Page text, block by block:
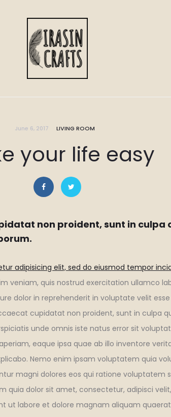
June 6, 2017 LIVING ROOM
your life easy
non proident, sunt in culpa
adipisicing elit, sed do eiusmod tempor
veniam, quis nostrud exercitation ullamco
dolor in reprehenderit in voluptate velit
cupidatat non proident, sunt in culpa
unde omnis iste natus error sit
eaque ipsa quae ab illo inventore
Nemo enim ipsam voluptatem quia
magni dolores eos qui ratione voluptatem
quia dolor sit amet, consectetur, adipisci
ut labore et dolore magnam aliquam